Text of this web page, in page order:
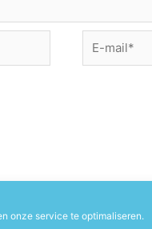
onze service te optimaliseren.
E-
mail*